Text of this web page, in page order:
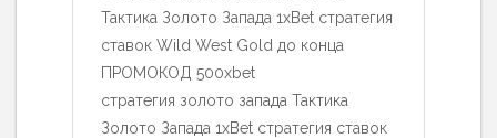
Тактика Золото Запада 1xBet стратегия
ставок Wild West Gold до конца
ПРОМОКОД 500xbet
стратегия золото запада Тактика
Золото Запада 1xBet стратегия ставок